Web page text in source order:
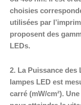
choisies
utilisées par
proposent des
LEDs.
2. La Puissance des
lampes LED est
carré (mW/cm²).